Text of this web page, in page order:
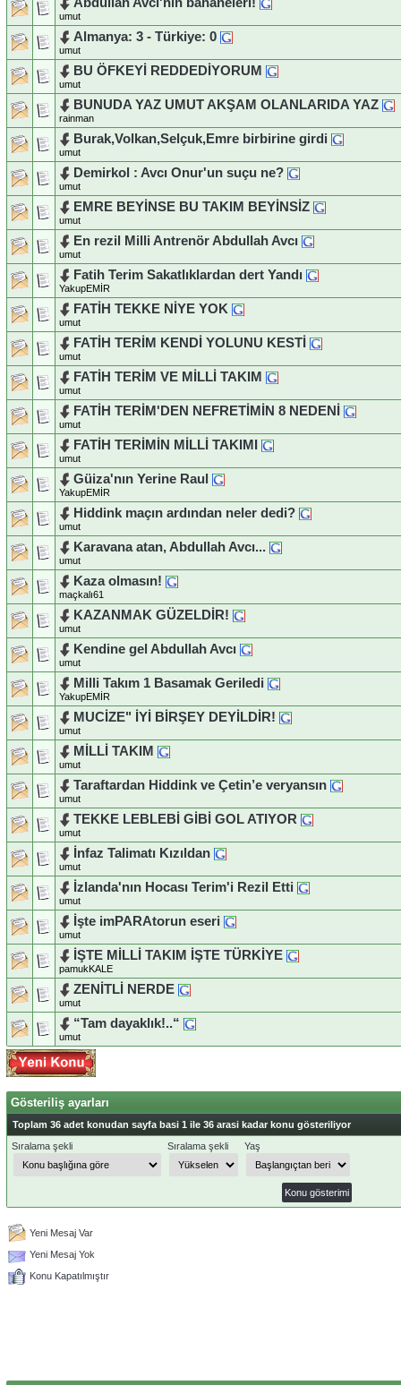
umut
Almanya: 3 - Türkiye: 0
umut
BU ÖFKEYİ REDDEDİYORUM
umut
BUNUDA YAZ UMUT AKŞAM OLANLARIDA YAZ
rainman
Burak,Volkan,Selçuk,Emre birbirine girdi
umut
Demirkol : Avcı Onur'un suçu ne?
umut
EMRE BEYİNSE BU TAKIM BEYİNSİZ
umut
En rezil Milli Antrenör Abdullah Avcı
umut
Fatih Terim Sakatlıklardan dert Yandı
YakupEMİR
FATİH TEKKE NİYE YOK
umut
FATİH TERİM KENDİ YOLUNU KESTİ
umut
FATİH TERİM VE MİLLİ TAKIM
umut
FATİH TERİM'DEN NEFRETİMİN 8 NEDENİ
umut
FATİH TERİMİN MİLLİ TAKIMI
umut
Güiza'nın Yerine Raul
YakupEMİR
Hiddink maçın ardından neler dedi?
umut
Karavana atan, Abdullah Avcı...
umut
Kaza olmasın!
maçkalı61
KAZANMAK GÜZELDİR!
umut
Kendine gel Abdullah Avcı
umut
Milli Takım 1 Basamak Geriledi
YakupEMİR
MUCİZE" İYİ BİRŞEY DEYİLDİR!
umut
MİLLİ TAKIM
umut
Taraftardan Hiddink ve Çetin’e veryansın
umut
TEKKE LEBLEBİ GİBİ GOL ATIYOR
umut
İnfaz Talimatı Kızıldan
umut
İzlanda'nın Hocası Terim'i Rezil Etti
umut
İşte imPARAtorun eseri
umut
İŞTE MİLLİ TAKIM İŞTE TÜRKİYE
pamukKALE
ZENİTLİ NERDE
umut
“Tam dayaklık!..“
umut
Gösteriliş ayarları
Toplam 36 adet konudan sayfa basi 1 ile 36 arasi kadar konu gösteriliyor
Sıralama şekli
Sıralama şekli Yaş
Yeni Mesaj Var
Yeni Mesaj Yok
Konu Kapatılmıştır